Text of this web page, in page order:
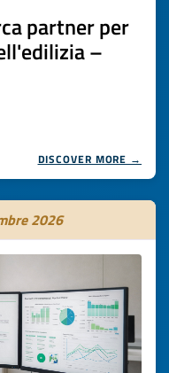
partner per
–
DISCOVER MORE →
2026